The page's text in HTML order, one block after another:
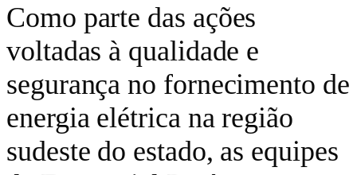
Como parte das ações
voltadas à qualidade e
segurança no fornecimento de
energia elétrica na região
sudeste do estado, as equipes